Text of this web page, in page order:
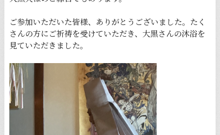
ご参加いただいた皆様、ありがとうございました。たく
さんの方にご祈祷を受けていただき、大黒さんの沐浴を
見ていただきました。